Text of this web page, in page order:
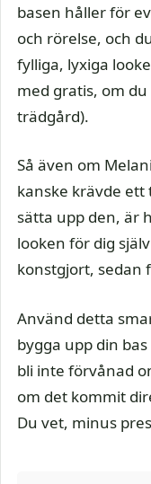
basen håller för
och rörelse, och
fylliga, lyxiga
med gratis, om
trädgård).
Så även om
kanske krävde
sätta upp den, är
looken för dig
konstgjort, sedan
Använd detta
bygga upp din
bli inte förvånad
om det kommit
Du vet, minus